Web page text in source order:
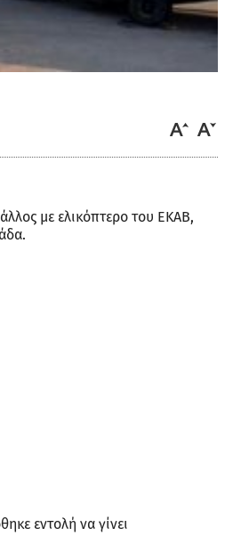
με ελικόπτερο του ΕΚΑΒ,
εντολή να γίνει